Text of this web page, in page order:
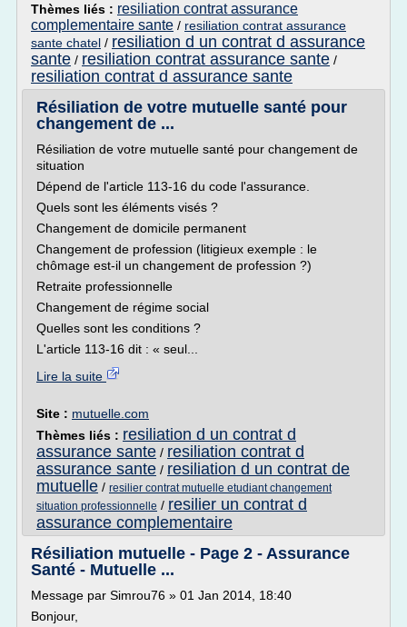
Thèmes liés : resiliation contrat assurance
complementaire sante / resiliation contrat assurance
sante chatel / resiliation d un contrat d assurance
sante / resiliation contrat assurance sante /
resiliation contrat d assurance sante
Résiliation de votre mutuelle santé pour
changement de ...
Résiliation de votre mutuelle santé pour changement de
situation
Dépend de l'article 113-16 du code l'assurance.
Quels sont les éléments visés ?
Changement de domicile permanent
Changement de profession (litigieux exemple : le
chômage est-il un changement de profession ?)
Retraite professionnelle
Changement de régime social
Quelles sont les conditions ?
L'article 113-16 dit : « seul...
Lire la suite
Site : mutuelle.com
Thèmes liés : resiliation d un contrat d
assurance sante / resiliation contrat d
assurance sante / resiliation d un contrat de
mutuelle / resilier contrat mutuelle etudiant changement
situation professionnelle / resilier un contrat d
assurance complementaire
Résiliation mutuelle - Page 2 - Assurance
Santé - Mutuelle ...
Message par Simrou76 » 01 Jan 2014, 18:40
Bonjour,